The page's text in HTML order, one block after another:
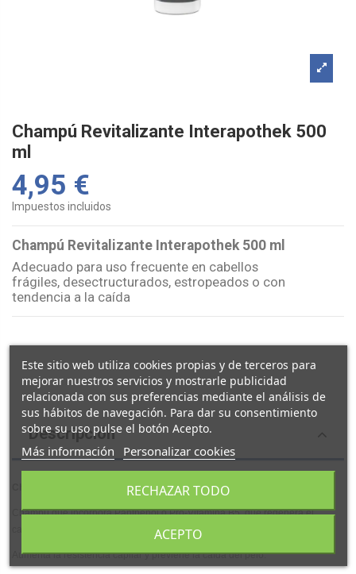
Champú Revitalizante Interapothek 500
ml
4,95 €
Impuestos incluidos
Champú Revitalizante Interapothek 500 ml
Adecuado para uso frecuente en cabellos
frágiles, desectructurados, estropeados o con
tendencia a la caída
Descripción
de 500mldeInterapothek
Champú que incorporaPanthenolo Pro-VitaminaB5, queregenerael
cabello, especialmente el dañado y con tendencia a la caída.
Aumenta la resistencia capilar y previene la caída del pelo.
Este sitio web utiliza cookies propias y de terceros para
mejorar nuestros servicios y mostrarle publicidad
relacionada con sus preferencias mediante el análisis de
sus hábitos de navegación. Para dar su consentimiento
sobre su uso pulse el botón Acepto.
Más información Personalizar cookies
RECHAZAR TODO
ACEPTO